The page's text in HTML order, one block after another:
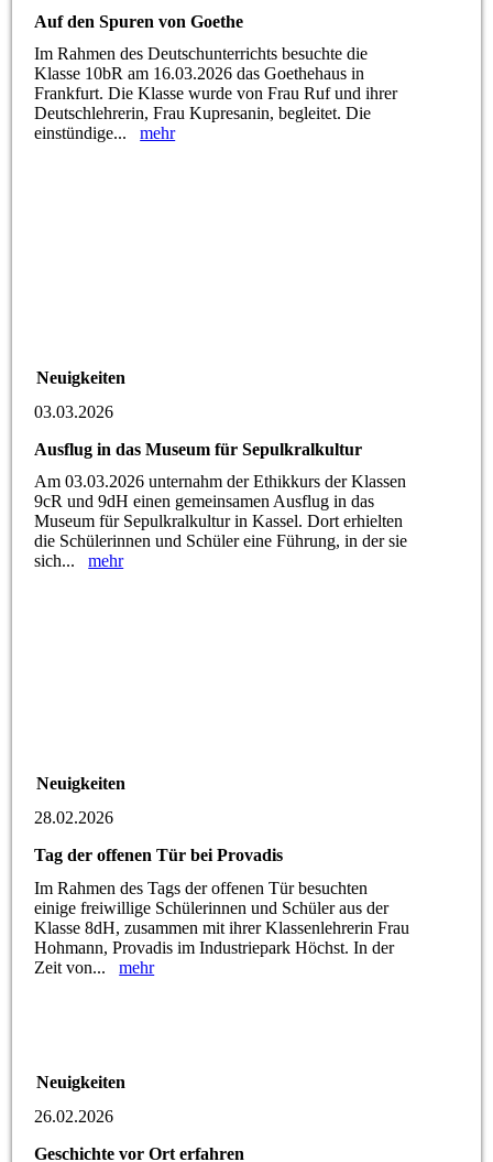
Auf den Spuren von Goethe
Im Rahmen des Deutschunterrichts besuchte die
Klasse 10bR am 16.03.2026 das Goethehaus in
Frankfurt. Die Klasse wurde von Frau Ruf und ihrer
Deutschlehrerin, Frau Kupresanin, begleitet. Die
einstündige...mehr
Neuigkeiten
03.03.2026
Ausflug in das Museum für Sepulkralkultur
Am 03.03.2026 unternahm der Ethikkurs der Klassen
9cR und 9dH einen gemeinsamen Ausflug in das
Museum für Sepulkralkultur in Kassel. Dort erhielten
die Schülerinnen und Schüler eine Führung, in der sie
sich...mehr
Neuigkeiten
28.02.2026
Tag der offenen Tür bei Provadis
Im Rahmen des Tags der offenen Tür besuchten
einige freiwillige Schülerinnen und Schüler aus der
Klasse 8dH, zusammen mit ihrer Klassenlehrerin Frau
Hohmann, Provadis im Industriepark Höchst. In der
Zeit von...mehr
Neuigkeiten
26.02.2026
Geschichte vor Ort erfahren